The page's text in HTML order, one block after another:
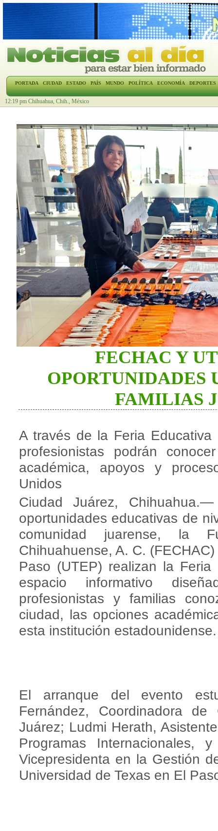
PORTADA CIUDAD ESTADO PAÍS MUNDO POLÍTICA ECONOMÍA DEPORTES
12:19 pm Chihuahua, Chih., México
FECHAC Y
OPORTUNIDADES
FAMILIAS
A través de la Feria Educativa
profesionistas podrán
académica, apoyos y
Unidos
Ciudad Juárez,
oportunidades educativas de
comunidad juarense, la
Chihuahuense, A. C.
Paso (UTEP) realizan la Feria
espacio informativo
profesionistas y familias
ciudad, las opciones
esta institución estadounidense.
El arranque del evento
Fernández, Coordinadora
Juárez; Ludmi Herath,
Programas
Vicepresidenta en la Gestión
Universidad de Texas en El